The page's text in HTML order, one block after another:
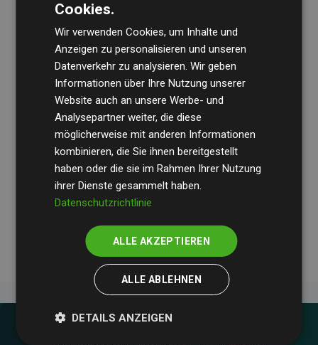
Die Wirtschaftsprüfungsgesellschaft BDOüberprüft
regelmäßig unsere Berechnungen und Methodik, um
Transparenz und Verlässlichkeit sicherzustellen.
Ihre Prüfungen belegen, dass unsere Investitionen in
Klimaschutzprojekte im Durchschnitt200 % der
geschätzten CO₂-Emissionender teilnehmenden
Websites kompensieren – ein klarer Nachweis für die
messbare Klimawirkung unseres Ansatzes.
Cookies.
Wir verwenden Cookies, um Inhalte und
Anzeigen zu personalisieren und unseren
Datenverkehr zu analysieren. Wir geben
Informationen über Ihre Nutzung unserer
Website auch an unsere Werbe- und
Analysepartner weiter, die diese
möglicherweise mit anderen Informationen
kombinieren, die Sie ihnen bereitgestellt
haben oder die sie im Rahmen Ihrer Nutzung
ihrer Dienste gesammelt haben.
Datenschutzrichtlinie
ALLE AKZEPTIEREN
ALLE ABLEHNEN
DETAILS ANZEIGEN